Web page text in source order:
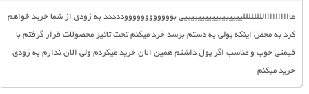
عااااااااااللللللللیییییییییییییییییی بووووووووووووددددد به زودی از شما خرید خواهم
کرد به محض اینکه پولی به دستم برسد خرد میکنم تحت تاثیر محصولات قرار گرفتم با
قیمتی خوب و مناسب اگر پول داشتم همین الان خرید میکردم ولی الان ندارم به زودی
خرید میکنم